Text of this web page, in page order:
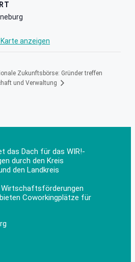
anzeigen
Zukunftsbörse: Gründer treffen
und Verwaltung
das Dach für das WIR!-
durch den Kreis
den Landkreis
Wirtschaftsförderungen
Coworkingplätze für